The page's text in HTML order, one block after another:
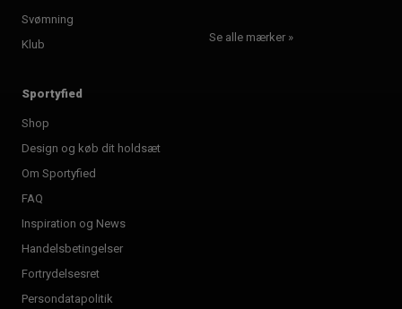
Svømning
Klub
Se alle mærker »
Sportyfied
Shop
Design og køb dit holdsæt
Om Sportyfied
FAQ
Inspiration og News
Handelsbetingelser
Fortrydelsesret
Persondatapolitik